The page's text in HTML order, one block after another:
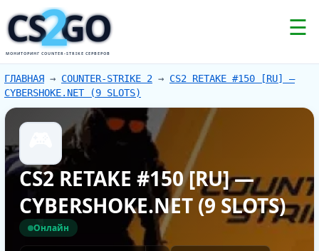
CS GO
2
МОНИТОРИНГ COUNTER-STRIKE СЕРВЕРОВ
☰
ГЛАВНАЯ → COUNTER-STRIKE 2 → CS2 RETAKE #150 [RU] —
CYBERSHOKE.NET (9 SLOTS)
CS2 RETAKE #150 [RU] —
CYBERSHOKE.NET (9 SLOTS)
Онлайн